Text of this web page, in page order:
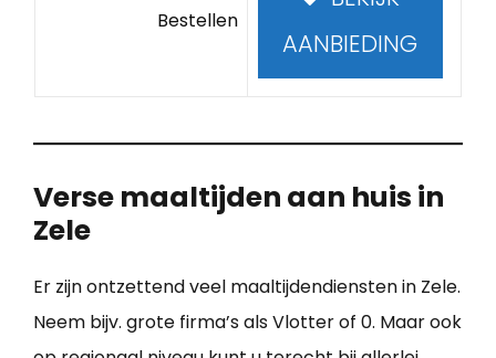
Bestellen
AANBIEDING
Verse maaltijden aan huis in
Zele
Er zijn ontzettend veel maaltijdendiensten in Zele.
Neem bijv. grote firma’s als Vlotter of 0. Maar ook